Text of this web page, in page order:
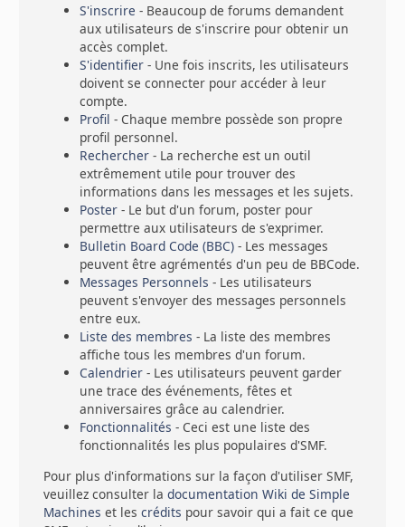
S'inscrire - Beaucoup de forums demandent
aux utilisateurs de s'inscrire pour obtenir un
accès complet.
S'identifier - Une fois inscrits, les utilisateurs
doivent se connecter pour accéder à leur
compte.
Profil - Chaque membre possède son propre
profil personnel.
Rechercher - La recherche est un outil
extrêmement utile pour trouver des
informations dans les messages et les sujets.
Poster - Le but d'un forum, poster pour
permettre aux utilisateurs de s'exprimer.
Bulletin Board Code (BBC) - Les messages
peuvent être agrémentés d'un peu de BBCode.
Messages Personnels - Les utilisateurs
peuvent s'envoyer des messages personnels
entre eux.
Liste des membres - La liste des membres
affiche tous les membres d'un forum.
Calendrier - Les utilisateurs peuvent garder
une trace des événements, fêtes et
anniversaires grâce au calendrier.
Fonctionnalités - Ceci est une liste des
fonctionnalités les plus populaires d'SMF.
Pour plus d'informations sur la façon d'utiliser SMF,
veuillez consulter ladocumentation Wiki de Simple
Machines et lescrédits pour savoir qui a fait ce que